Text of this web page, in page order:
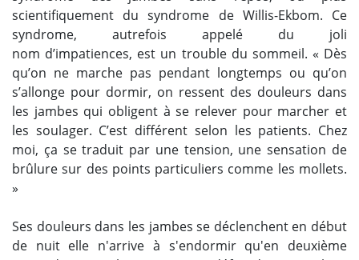
scientifiquement du syndrome de Willis-Ekbom. Ce
syndrome, autrefois appelé du joli
nom d’impatiences, est un trouble du sommeil. « Dès
qu’on ne marche pas pendant longtemps ou qu’on
s’allonge pour dormir, on ressent des douleurs dans
les jambes qui obligent à se relever pour marcher et
les soulager. C’est différent selon les patients. Chez
moi, ça se traduit par une tension, une sensation de
brûlure sur des points particuliers comme les mollets.
»
Ses douleurs dans les jambes se déclenchent en début
de nuit elle n'arrive à s'endormir qu'en deuxième